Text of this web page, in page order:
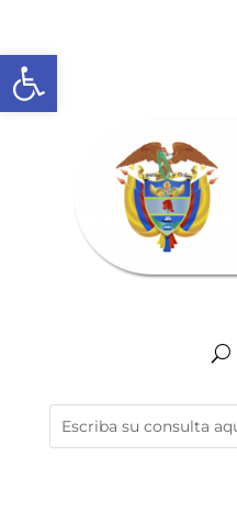
Abrir barra de herramientas